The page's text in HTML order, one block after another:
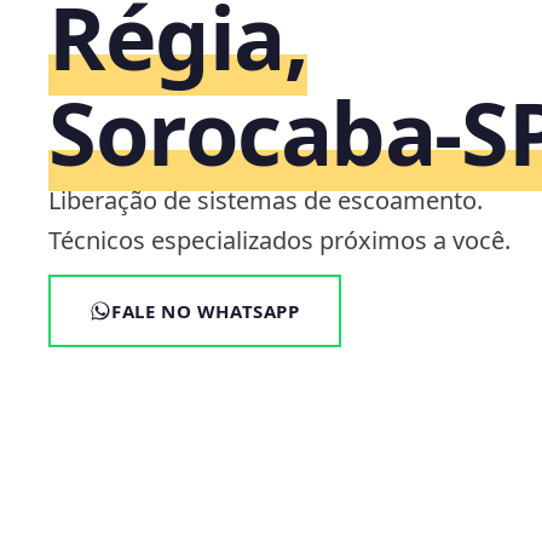
Régia,
Liberação de sistemas de escoamento.
Técnicos especializados próximos a você.
FALE NO WHATSAPP